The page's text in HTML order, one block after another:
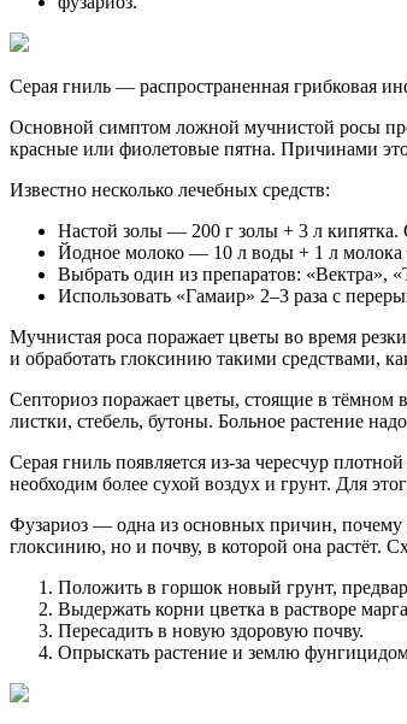
Серая гниль — распространенная грибковая
Основной симптом ложной мучнистой росы
красные или фиолетовые пятна. Причинами
Известно несколько лечебных средств:
Настой золы — 200 г золы + 3 л кипятка.
Йодное молоко — 10 л воды + 1 л молока
Выбрать один из препаратов: «Вектра»,
Использовать «Гамаир» 2–3 раза с
Мучнистая роса поражает цветы во время
и обработать глоксинию такими средствами,
Септориоз поражает цветы, стоящие в
листки, стебель, бутоны. Больное растение
Серая гниль появляется из-за чересчур
необходим более сухой воздух и грунт. Для
Фузариоз — одна из основных причин, почему
глоксинию, но и почву, в которой она растёт.
Положить в горшок новый грунт,
Выдержать корни цветка в растворе
Пересадить в новую здоровую почву.
Опрыскать растение и землю